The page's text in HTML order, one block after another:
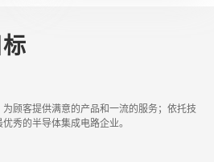
顾客提供满意的产品和一流的服务；依托技
秀的半导体集成电路企业。